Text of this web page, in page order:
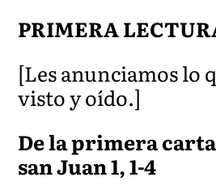
PRIMERA
[Les anunciamos lo
visto y oído.]
De la primera
san Juan 1, 1-4